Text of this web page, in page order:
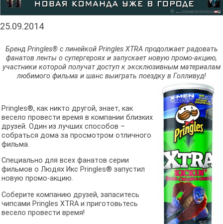
25.09.2014
Бренд Pringles® с линейкой Pringles XTRA продолжает радовать
фанатов ленты о супергероях и запускает новую промо-акцию,
участники которой получат доступ к эксклюзивным материалам
любимого фильма и шанс выиграть поездку в Голливуд!
Pringles®, как никто другой, знает, как
весело провести время в компании близких
друзей. Один из лучших способов –
собраться дома за просмотром отличного
фильма.
Специально для всех фанатов серии
фильмов о Людях Икс Pringles® запустил
новую промо-акцию.
Соберите компанию друзей, запаситесь
чипсами Pringles XTRA и приготовьтесь
весело провести время!